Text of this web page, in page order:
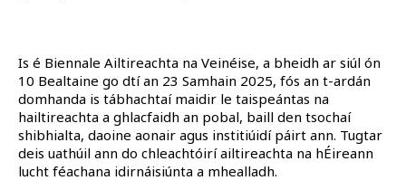
Is é Biennale Ailtireachta na Veinéise, a bheidh ar siúl ón
10 Bealtaine go dtí an 23 Samhain 2025, fós an t-ardán
domhanda is tábhachtaí maidir le taispeántas na
hailtireachta a ghlacfaidh an pobal, baill den tsochaí
shibhialta, daoine aonair agus institiúidí páirt ann. Tugtar
deis uathúil ann do chleachtóirí ailtireachta na hÉireann
lucht féachana idirnáisiúnta a mhealladh.